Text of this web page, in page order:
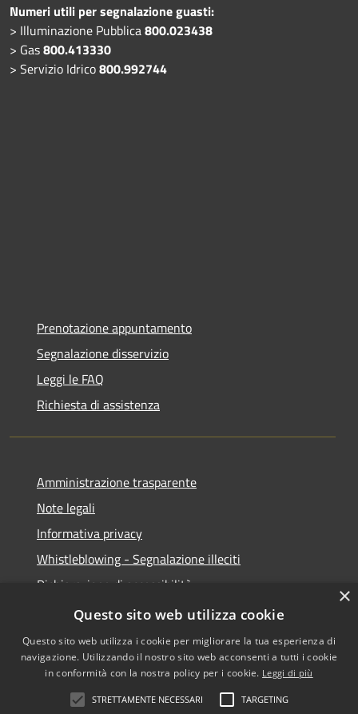
Numeri utili per segnalazione guasti:
> Illuminazione Pubblica800.023438
> Gas800.413330
> Servizio Idrico800.992744
Prenotazione appuntamento
Segnalazione disservizio
Leggi le FAQ
Richiesta di assistenza
Amministrazione trasparente
Note legali
Informativa privacy
Whistleblowing - Segnalazione illeciti
Dichiarazione di accessibilità
Obiettivi di acessibilità
Accessibilità
Copyright © 2026 • Comune di
Voghera • Powered by
×
Questo sito web utilizza cookie
Questo sito web utilizza i cookie per migliorare la tua esperienza di
navigazione. Utilizzando il nostro sito web acconsenti a tutti i cookie
in conformità con la nostra policy per i cookie. Leggi di più
STRETTAMENTE NECESSARI TARGETING